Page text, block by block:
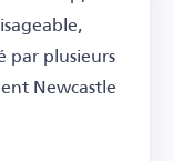
plusieurs
Newcastle